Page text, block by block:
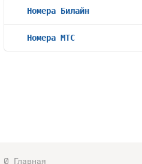
Номера Билайн
Номера МТС